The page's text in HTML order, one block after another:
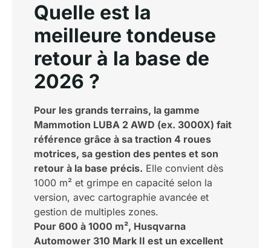
Quelle est la
meilleure tondeuse
retour à la base de
2026 ?
Pour les grands terrains, la gamme
Mammotion LUBA 2 AWD (ex. 3000X) fait
référence grâce à sa traction 4 roues
motrices, sa gestion des pentes et son
retour à la base précis. Elle convient dès
1000 m² et grimpe en capacité selon la
version, avec cartographie avancée et
gestion de multiples zones.
Pour 600 à 1000 m², Husqvarna
Automower 310 Mark II est un excellent